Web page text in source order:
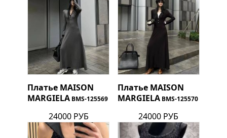
Платье MAISON
MARGIELA BMS-125569
24000 РУБ
Платье MAISON
MARGIELA BMS-125570
24000 РУБ